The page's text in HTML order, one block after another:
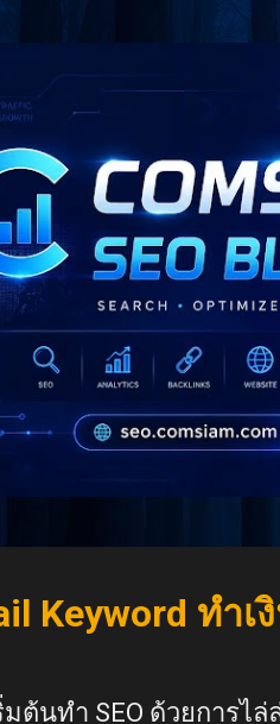
Keyword ทำ
ต้นทำ SEO ด้วยการไ